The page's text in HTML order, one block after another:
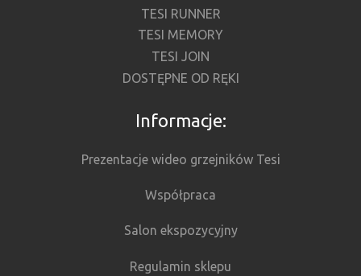
TESI RUNNER
TESI MEMORY
TESI JOIN
DOSTĘPNE OD RĘKI
Informacje:
Prezentacje wideo grzejników Tesi
Współpraca
Salon ekspozycyjny
Regulamin sklepu